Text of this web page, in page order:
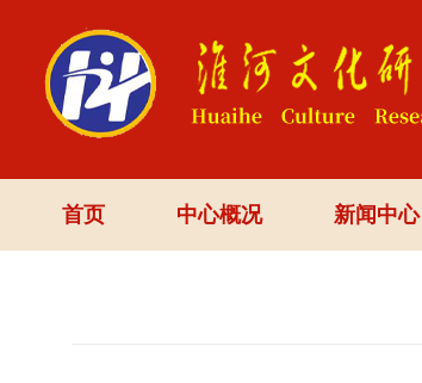
首页 中心概况 新闻中心